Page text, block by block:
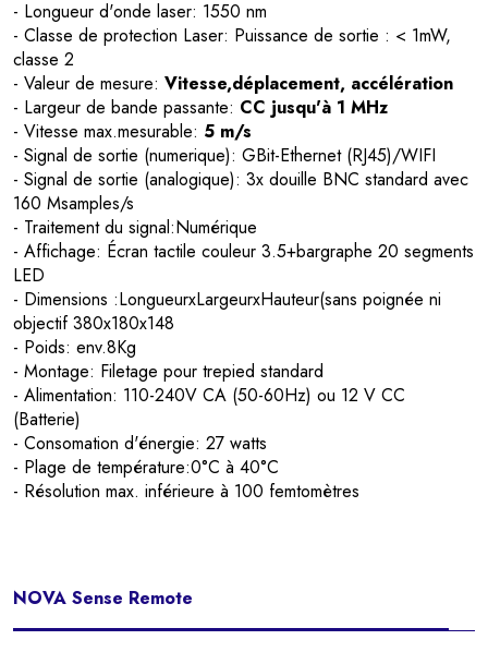
- Longueur d'onde laser: 1550 nm
- Classe de protection Laser: Puissance de sortie : < 1mW,
classe 2
- Valeur de mesure: Vitesse,déplacement, accélération
- Largeur de bande passante: CC jusqu'à 1 MHz
- Vitesse max.mesurable: 5 m/s
- Signal de sortie (numerique): GBit-Ethernet (RJ45)/WIFI
- Signal de sortie (analogique): 3x douille BNC standard avec
160 Msamples/s
- Traitement du signal:Numérique
- Affichage: Écran tactile couleur 3.5+bargraphe 20 segments
LED
- Dimensions :LongueurxLargeurxHauteur(sans poignée ni
objectif 380x180x148
- Poids: env.8Kg
- Montage: Filetage pour trepied standard
- Alimentation: 110-240V CA (50-60Hz) ou 12 V CC
(Batterie)
- Consomation d'énergie: 27 watts
- Plage de température:0°C à 40°C
- Résolution max. inférieure à 100 femtomètres
NOVA Sense Remote